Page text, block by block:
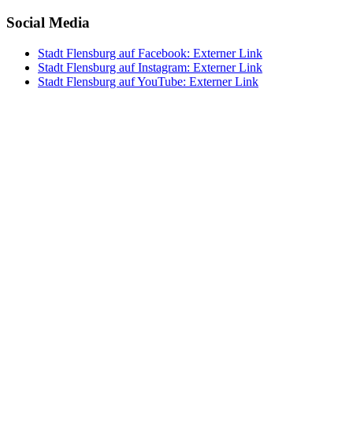
Social Media
Stadt Flensburg auf Facebook: Externer Link
Stadt Flensburg auf Instagram: Externer Link
Stadt Flensburg auf YouTube: Externer Link